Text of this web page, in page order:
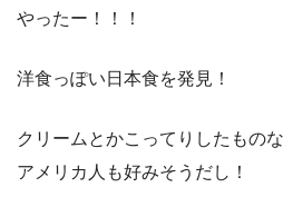
やったー！！！
洋食っぽい日本食を発見！
クリームとかこってりしたものな
アメリカ人も好みそうだし！